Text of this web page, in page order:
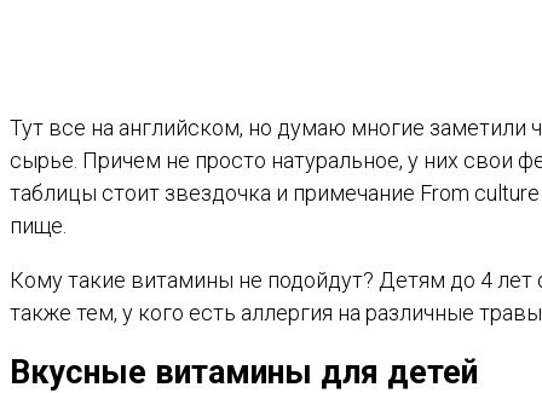
Тут все на английском, но думаю многие заметили
сырье. Причем не просто натуральное, у них свои
таблицы стоит звездочка и примечание From
пище.
Кому такие витамины не подойдут? Детям до 4
также тем, у кого есть аллергия на различные
Вкусные витамины для детей